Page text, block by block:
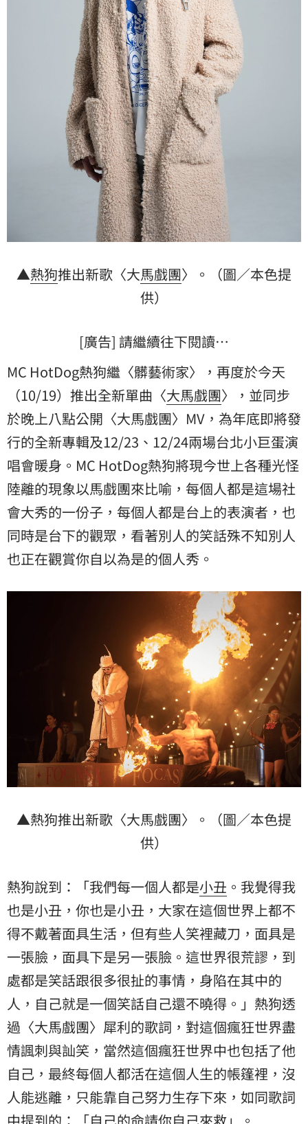
▲熱狗推出新歌〈大馬戲團〉。（圖／本色提
供）
[廣告] 請繼續往下閱讀…
MC HotDog熱狗繼〈髒藝術家〉，再度於今天
（10/19）推出全新單曲〈大馬戲團〉，並同步
於晚上八點公開〈大馬戲團〉MV，為年底即將發
行的全新專輯及12/23、12/24兩場台北小巨蛋演
唱會暖身。MC HotDog熱狗將現今世上各種光怪
陸離的現象以馬戲團來比喻，每個人都是這場社
會大秀的一份子，每個人都是台上的表演者，也
同時是台下的觀眾，看著別人的笑話殊不知別人
也正在觀賞你自以為是的個人秀。
▲熱狗推出新歌〈大馬戲團〉。（圖／本色提
供）
熱狗說到：「我們每一個人都是小丑 。我覺得我
也是小丑，你也是小丑，大家在這個世界上都不
得不戴著面具生活，但有些人笑裡藏刀，面具是
一張臉，面具下是另一張臉。這世界很荒謬，到
處都是笑話跟很多很扯的事情，身陷在其中的
人，自己就是一個笑話自己還不曉得。」熱狗透
過〈大馬戲團〉犀利的歌詞，對這個瘋狂世界盡
情諷刺與訕笑，當然這個瘋狂世界中也包括了他
自己，最終每個人都活在這個人生的帳篷裡，沒
人能逃離，只能靠自己努力生存下來，如同歌詞